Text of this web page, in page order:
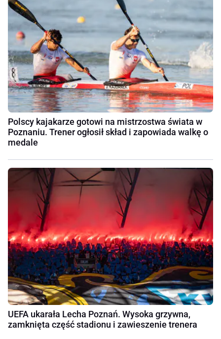
Polscy kajakarze gotowi na mistrzostwa świata w
Poznaniu. Trener ogłosił skład i zapowiada walkę o
medale
UEFA ukarała Lecha Poznań. Wysoka grzywna,
zamknięta część stadionu i zawieszenie trenera